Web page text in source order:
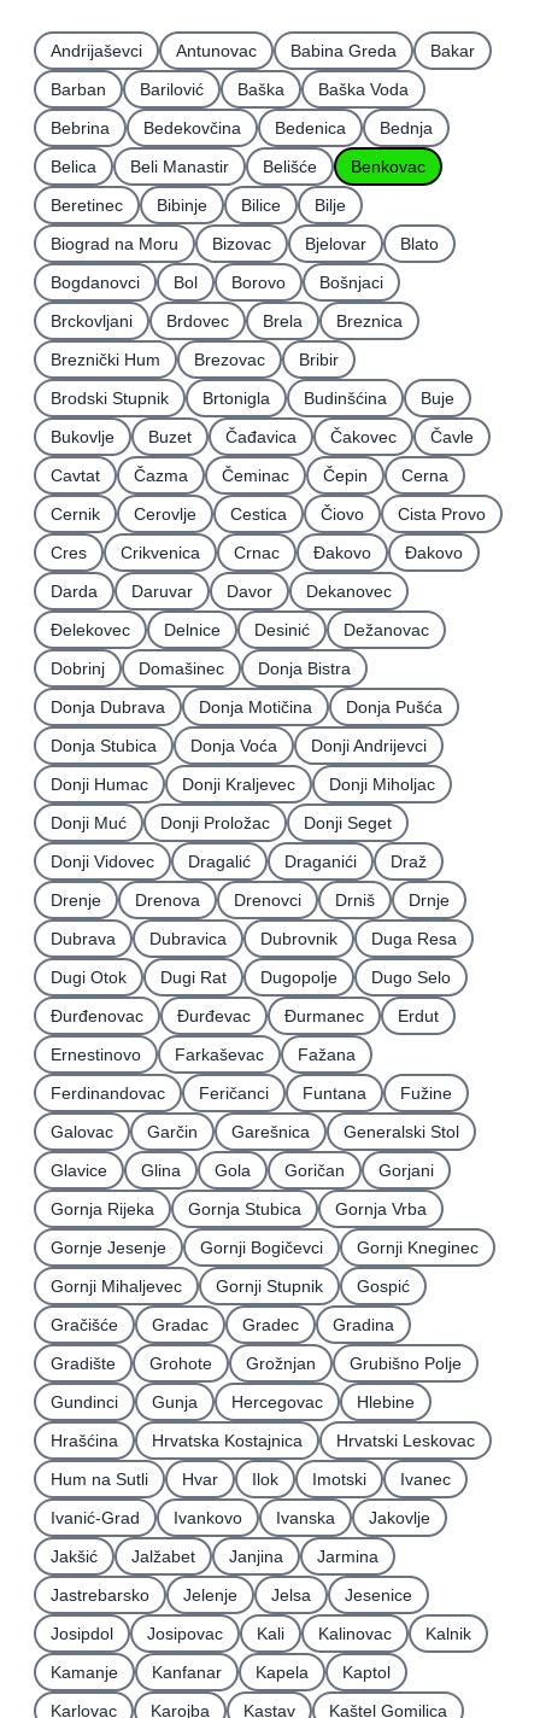
Andrijaševci Antunovac Babina Greda
Bakar
Barban
Barilović Baška
Baška Voda
Bebrina
Bedekovčina Bedenica
Bednja
Belica
Beli Manastir Belišće
Benkovac
Beretinec
Bibinje Bilice
Bilje
Biograd na Moru
Bizovac Bjelovar
Blato
Bogdanovci
Bol Borovo
Bošnjaci
Brckovljani
Brdovec Brela
Breznica
Breznički Hum
Brezovac
Bribir
Brodski Stupnik
Brtonigla Budinšćina
Buje
Bukovlje
Buzet Čađavica Čakovec
Čavle
Cavtat
Čazma Čeminac Čepin
Cerna
Cernik
Cerovlje Cestica Čiovo
Cista Provo
Cres
Crikvenica Crnac Đakovo
Ðakovo
Darda
Daruvar Davor
Dekanovec
Ðelekovec
Delnice Desinić
Dežanovac
Dobrinj
Domašinec
Donja Bistra
Donja Dubrava
Donja Motičina
Donja Pušća
Donja Stubica
Donja Voća
Donji Andrijevci
Donji Humac
Donji Kraljevec
Donji Miholjac
Donji Muć
Donji Proložac
Donji Seget
Donji Vidovec
Dragalić Draganići
Draž
Drenje
Drenova Drenovci Drniš
Drnje
Dubrava
Dubravica Dubrovnik
Duga Resa
Dugi Otok
Dugi Rat Dugopolje
Dugo Selo
Ðurđenovac
Ðurđevac Ðurmanec
Erdut
Ernestinovo
Farkaševac
Fažana
Ferdinandovac
Feričanci Funtana
Fužine
Galovac
Garčin Garešnica
Generalski Stol
Glavice
Glina Gola Goričan
Gorjani
Gornja Rijeka
Gornja Stubica
Gornja Vrba
Gornje Jesenje
Gornji Bogičevci
Gornji Kneginec
Gornji Mihaljevec
Gornji Stupnik
Gospić
Gračišće
Gradac Gradec
Gradina
Gradište
Grohote Grožnjan
Grubišno Polje
Gundinci
Gunja Hercegovac
Hlebine
Hrašćina
Hrvatska Kostajnica
Hrvatski Leskovac
Hum na Sutli
Hvar Ilok Imotski
Ivanec
Ivanić-Grad
Ivankovo Ivanska
Jakovlje
Jakšić
Jalžabet Janjina
Jarmina
Jastrebarsko
Jelenje Jelsa
Jesenice
Josipdol
Josipovac Kali Kalinovac
Kalnik
Kamanje
Kanfanar Kapela
Kaptol
Karlovac
Karojba Kastav Kaštel Gomilica